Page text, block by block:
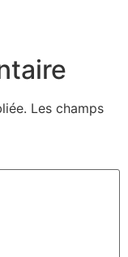
Les champs